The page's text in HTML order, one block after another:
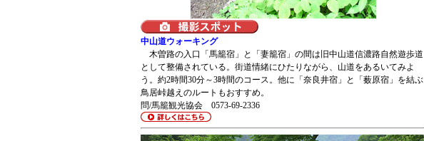
中山道ウォーキング
木曽路の入口「馬籠宿」と「妻籠宿」の間は旧中山道信濃路自然遊歩道
として整備されている。街道情緒にひたりながら、山道をあるいてみよ
う。約2時間30分～3時間のコース。他に「奈良井宿」と「薮原宿」を結ぶ
鳥居峠越えのルートもおすすめ。
問/馬籠観光協会 0573-69-2336